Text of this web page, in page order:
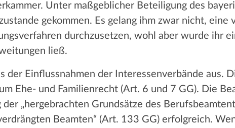
Unter maßgeblicher Beteiligung des
gekommen. Es gelang ihm zwar nicht,
durchzusetzen, wohl aber wurde ihr
ließ.
der Einflussnahmen der Interessenverbände aus.
Ehe- und Familienrecht (Art. 6 und 7 GG). Die
„hergebrachten Grundsätze des
Beamten“ (Art. 133 GG) erfolgreich.